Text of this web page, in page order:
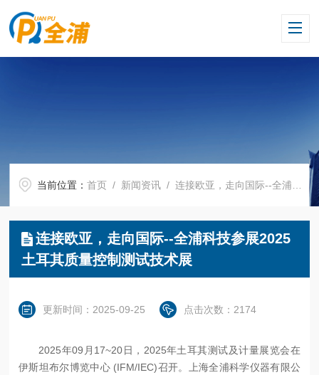
当前位置：首页 / 新闻资讯 / 连接欧亚，走向国际--全浦科技参展2025土耳其质量控制测试技术展
连接欧亚，走向国际--全浦科技参展2025
土耳其质量控制测试技术展
更新时间：2025-09-25 点击次数：2174
2025年09月17~20日，2025年土耳其测试及计量展览会在
伊斯坦布尔博览中心 (IFM/IEC)召开。上海全浦科学仪器有限公